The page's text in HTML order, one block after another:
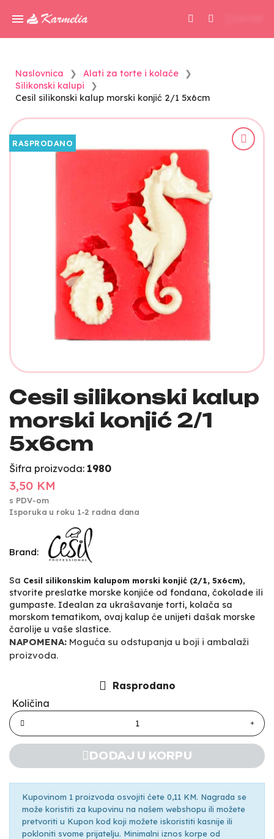
Naslovnica
Alati za torte i kolače
Silikonski kalupi
Cesil silikonski kalup morski konjić 2/1 5x6cm
RASPRODANO
Cesil silikonski kalup
morski konjić 2/1
5x6cm
Šifra proizvoda: 1980
3,50 KM
s PDV-om
Isporuka u roku 1-2 radna dana
Brand:
Sa Cesil silikonskim kalupom morski konjić (2/1, 5x6cm),
stvorite preslatke morske konjiće od fondana, čokolade ili
gumpaste. Idealan za ukrašavanje torti, kolača sa
morskom tematikom, ovaj kalup će unijeti dašak morske
čarolije u vaše slastice.
NAPOMENA: Moguća su odstupanja u boji i ambalaži
proizvoda.
Rasprodano
Količina
DODAJ U KORPU
Kupovinom 1 proizvoda osvojiti ćete 0,11 KM. Nagrada se
može koristiti za kupovinu na našem webshopu ili možete
pretvoriti u Kupon kod koji možete iskoristiti kasnije ili
pokloniti svome prijatelju. Minimalni iznos korpe od